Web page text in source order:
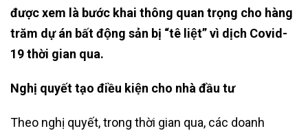
được xem là bước khai thông quan trọng cho hàng
trăm dự án bất động sản bị “tê liệt” vì dịch Covid-
19 thời gian qua.
Nghị quyết tạo điều kiện cho nhà đầu tư
Theo nghị quyết, trong thời gian qua, các doanh